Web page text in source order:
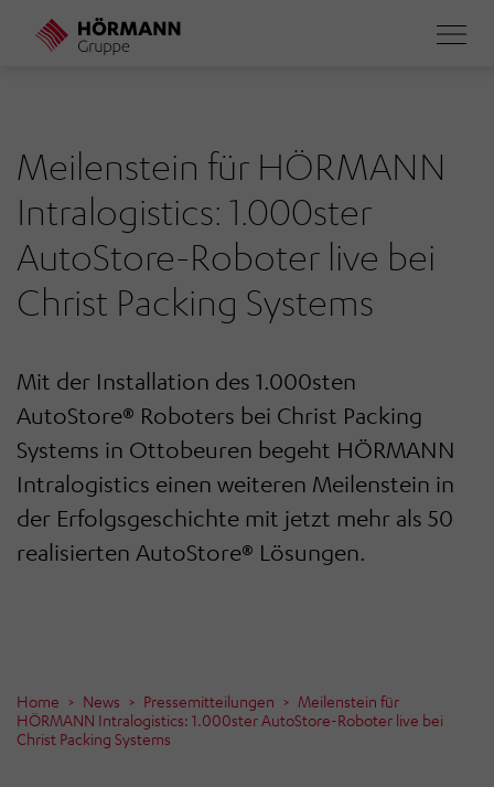
Direkt
Meilenstein für HÖRMANN
Intralogistics: 1.000ster
AutoStore-Roboter live bei
Christ Packing Systems
Mit der Installation des 1.000sten
AutoStore® Roboters bei Christ Packing
Systems in Ottobeuren begeht HÖRMANN
Intralogistics einen weiteren Meilenstein in
der Erfolgsgeschichte mit jetzt mehr als 50
realisierten AutoStore® Lösungen.
Home News Pressemitteilungen
Meilenstein für
HÖRMANN Intralogistics: 1.000ster AutoStore-Roboter live bei
Christ Packing Systems